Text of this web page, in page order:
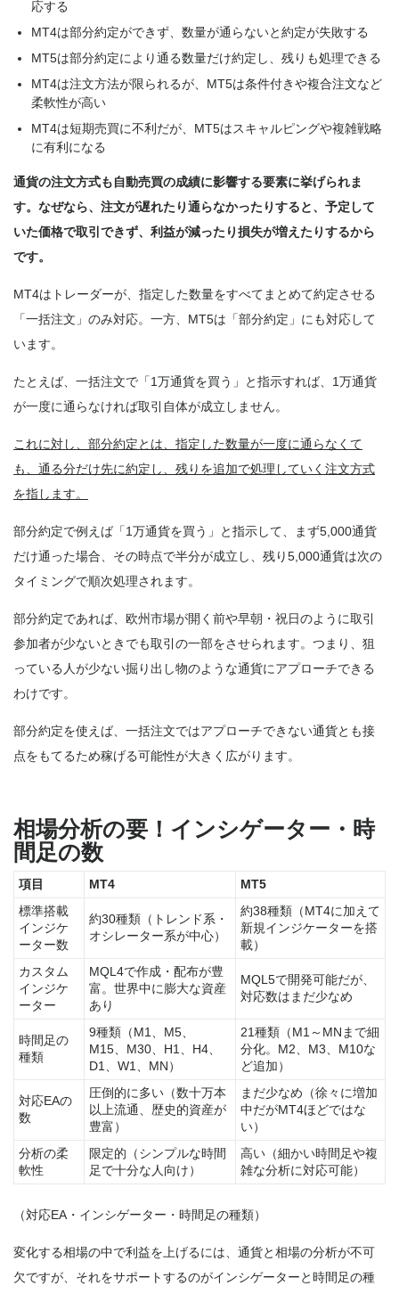
応する
MT4は部分約定ができず、数量が通らないと約定が失敗する
MT5は部分約定により通る数量だけ約定し、残りも処理できる
MT4は注文方法が限られるが、MT5は条件付きや複合注文など
柔軟性が高い
MT4は短期売買に不利だが、MT5はスキャルピングや複雑戦略
に有利になる
通貨の注文方式も自動売買の成績に影響する要素に挙げられま
す。なぜなら、注文が遅れたり通らなかったりすると、予定して
いた価格で取引できず、利益が減ったり損失が増えたりするから
です。
MT4はトレーダーが、指定した数量をすべてまとめて約定させる
「一括注文」のみ対応。一方、MT5は「部分約定」にも対応して
います。
たとえば、一括注文で「1万通貨を買う」と指示すれば、1万通貨
が一度に通らなければ取引自体が成立しません。
これに対し、部分約定とは、指定した数量が一度に通らなくて
も、通る分だけ先に約定し、残りを追加で処理していく注文方式
を指します。
部分約定で例えば「1万通貨を買う」と指示して、まず5,000通貨
だけ通った場合、その時点で半分が成立し、残り5,000通貨は次の
タイミングで順次処理されます。
部分約定であれば、欧州市場が開く前や早朝・祝日のように取引
参加者が少ないときでも取引の一部をさせられます。つまり、狙
っている人が少ない掘り出し物のような通貨にアプローチできる
わけです。
部分約定を使えば、一括注文ではアプローチできない通貨とも接
点をもてるため稼げる可能性が大きく広がります。
相場分析の要！インシゲーター・時
間足の数
項目 MT4
MT5
標準搭載
インジケ
ーター数
約30種類（トレンド系・
オシレーター系が中心）
約38種類（MT4に加えて
新規インジケーターを搭
載）
カスタム
インジケ
ーター
MQL4で作成・配布が豊
富。世界中に膨大な資産
あり
MQL5で開発可能だが、
対応数はまだ少なめ
時間足の
種類
9種類（M1、M5、
M15、M30、H1、H4、
D1、W1、MN）
21種類（M1～MNまで細
分化。M2、M3、M10な
ど追加）
対応EAの
数
圧倒的に多い（数十万本
以上流通、歴史的資産が
豊富）
まだ少なめ（徐々に増加
中だがMT4ほどではな
い）
分析の柔
軟性
限定的（シンプルな時間
足で十分な人向け）
高い（細かい時間足や複
雑な分析に対応可能）
（対応EA・インシゲーター・時間足の種類）
変化する相場の中で利益を上げるには、通貨と相場の分析が不可
欠ですが、それをサポートするのがインシゲーターと時間足の種